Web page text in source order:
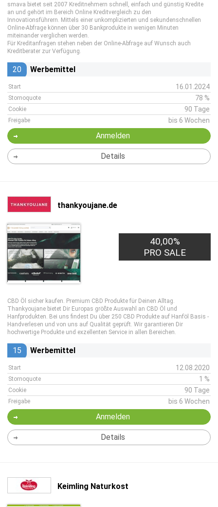
smava bietet seit 2007 Kreditnehmern schnell, einfach und günstig Kredite
an und gehört im Bereich Online Kreditvergleich zu den
Innovationsführern. Mittels einer unkomplizierten und sekundenschnellen
Online-Abfrage können über 30 Bankprodukte in wenigen Minuten
miteinander verglichen werden.
Für Kreditanfragen stehen neben der Online-Abfrage auf Wunsch auch
Kreditberater zur Verfügung.
20 Werbemittel
Start 16.01.2024
Stornoquote 78 %
Cookie 90 Tage
Freigabe bis 6 Wochen
Anmelden
Details
thankyoujane.de
40,00%
PRO SALE
CBD Öl sicher kaufen. Premium CBD Produkte für Deinen Alltag.
Thankyoujane bietet Dir Europas größte Auswahl an CBD Öl und
Hanfprodukten. Bei uns findest Du über 250 CBD Produkte auf Hanföl Basis -
Handverlesen und von uns auf Qualität geprüft. Wir garantieren Dir
hochwertige Produkte und exzellenten Service in allen Bereichen.
15 Werbemittel
Start 12.08.2020
Stornoquote 1 %
Cookie 90 Tage
Freigabe bis 6 Wochen
Anmelden
Details
Keimling Naturkost